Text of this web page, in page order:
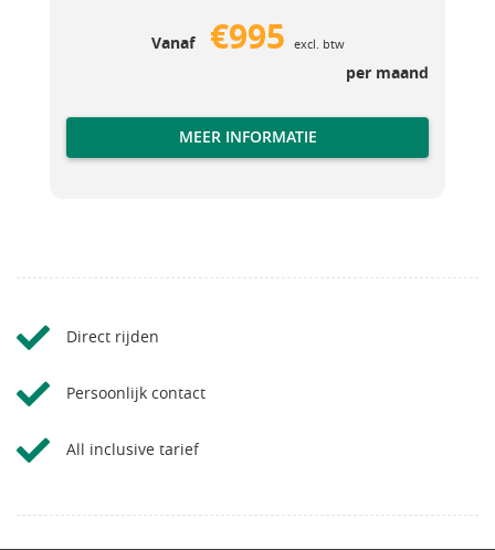
Vanaf €995 excl. btw
per maand
MEER INFORMATIE
Direct rijden
Persoonlijk contact
All inclusive tarief